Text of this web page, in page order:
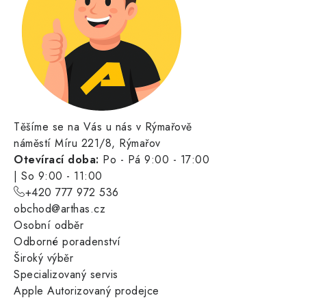
Těšíme se na Vás u nás v Rýmařově
náměstí Míru 221/8, Rýmařov
Otevírací doba: Po - Pá 9:00 - 17:00
| So 9:00 - 11:00
+420 777 972 536
obchod@arthas.cz
Osobní odběr
Odborné poradenství
Široký výběr
Specializovaný servis
Apple Autorizovaný prodejce